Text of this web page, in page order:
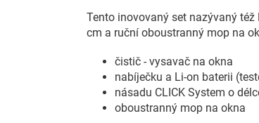
Tento inovovaný set nazývaný též
cm a ruční oboustranný mop na
čistič - vysavač na okna
nabíječku a Li-on baterii
násadu CLICK System o
oboustranný mop na okna